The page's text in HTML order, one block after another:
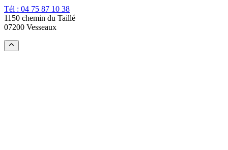
Tél : 04 75 87 10 38
1150 chemin du Taillé
07200 Vesseaux